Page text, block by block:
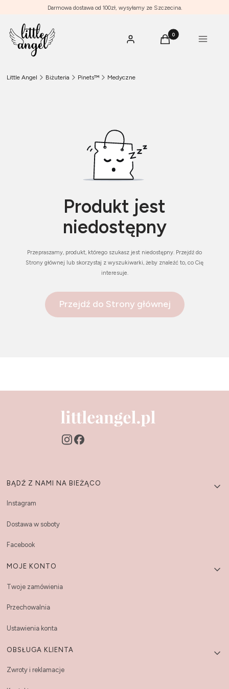
Darmowa dostawa od 100zł, wysyłamy ze Szczecina.
Zaloguj się Produkty w koszyku:
Koszyk Menu
Little Angel Biżuteria Pinets™ Medyczne
Produkt jest
niedostępny
Przepraszamy, produkt, którego szukasz jest niedostępny. Przejdź do
Strony głównej lub skorzystaj z wyszukiwarki, żeby znaleźć to, co Cię
interesuje.
Przejdź do Strony głównej
Linki w stopce
BĄDŹ Z NAMI NA BIEŻĄCO
Instagram
Dostawa w soboty
Facebook
MOJE KONTO
Twoje zamówienia
Przechowalnia
Ustawienia konta
OBSŁUGA KLIENTA
Zwroty i reklamacje